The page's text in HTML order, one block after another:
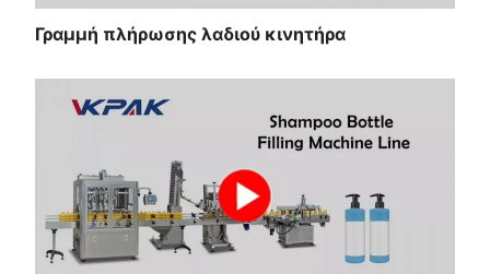
Γραμμή πλήρωσης λαδιού κινητήρα